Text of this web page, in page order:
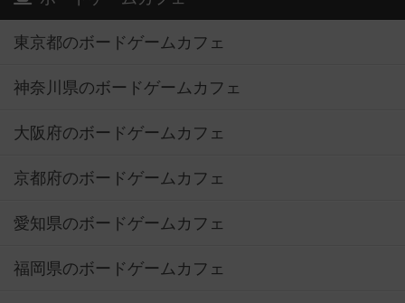
東京都のボードゲームカフェ
神奈川県のボードゲームカフェ
大阪府のボードゲームカフェ
京都府のボードゲームカフェ
愛知県のボードゲームカフェ
福岡県のボードゲームカフェ